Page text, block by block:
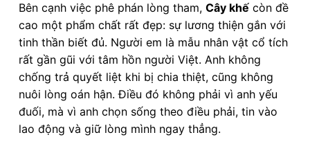
Bên cạnh việc phê phán lòng tham, Cây khế còn đề
cao một phẩm chất rất đẹp: sự lương thiện gắn với
tinh thần biết đủ. Người em là mẫu nhân vật cổ tích
rất gần gũi với tâm hồn người Việt. Anh không
chống trả quyết liệt khi bị chia thiệt, cũng không
nuôi lòng oán hận. Điều đó không phải vì anh yếu
đuối, mà vì anh chọn sống theo điều phải, tin vào
lao động và giữ lòng mình ngay thẳng.